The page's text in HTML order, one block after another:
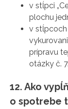
v stĺpci
plochu
v stĺpcoch
prípravu
otázky č. 7.
12. Ako
o spotrebe